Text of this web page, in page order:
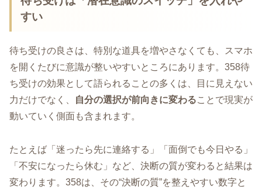
すい
待ち受けの良さは、特別な道具を増やさなくても、スマホ
を開くたびに意識が整いやすいところにあります。358待
ち受けの効果として語られることの多くは、目に見えない
力だけでなく、
自分の選択が前向きに変わることで現実が
動いていく側面も含まれます。
たとえば「迷ったら先に連絡する」「面倒でも今日やる」
「不安になったら休む」など、決断の質が変わると結果は
変わります。358は、その“決断の質”を整えやすい数字と